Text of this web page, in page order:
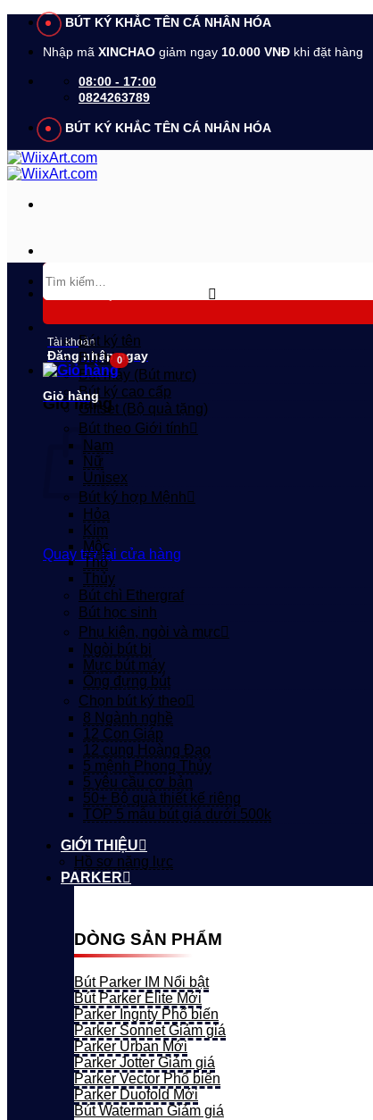
BÚT KÝ KHẮC TÊN CÁ NHÂN HÓA
Nhập mã XINCHAO giảm ngay 10.000 VNĐ khi đặt hàng
08:00 - 17:00
0824263789
BÚT KÝ KHẮC TÊN CÁ NHÂN HÓA
Tìm
kiếm:
Tài khoản
Đăng nhập ngay
Giỏ hàng
Giỏ hàng
Quay trở lại cửa hàng
Bút ký tên
Bút bi
Bút máy (Bút mực)
Bút ký cao cấp
Giftset (Bộ quà tặng)
Bút theo Giới tính
Nam
Nữ
Unisex
Bút ký hợp Mệnh
Hỏa
Kim
Mộc
Thổ
Thủy
Bút chì Ethergraf
Bút học sinh
Phụ kiện, ngòi và mực
Ngòi bút bi
Mực bút máy
Ống đựng bút
Chọn bút ký theo
8 Ngành nghề
12 Con Giáp
12 cung Hoàng Đạo
5 mệnh Phong Thủy
5 yêu cầu cơ bản
50+ Bộ quà thiết kế riêng
TOP 5 mẫu bút giá dưới 500k
GIỚI THIỆU
Hồ sơ năng lực
PARKER
DÒNG SẢN PHẨM
Bút Parker IM
Bút Parker Elite
Parker Ingnty
Parker Sonnet
Parker Urban
Parker Jotter
Parker Vector
Parker Duofold
Bút Waterman